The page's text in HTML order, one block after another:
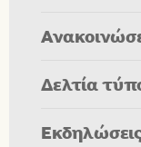
Δελτία